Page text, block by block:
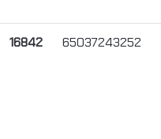
16842 65037243252